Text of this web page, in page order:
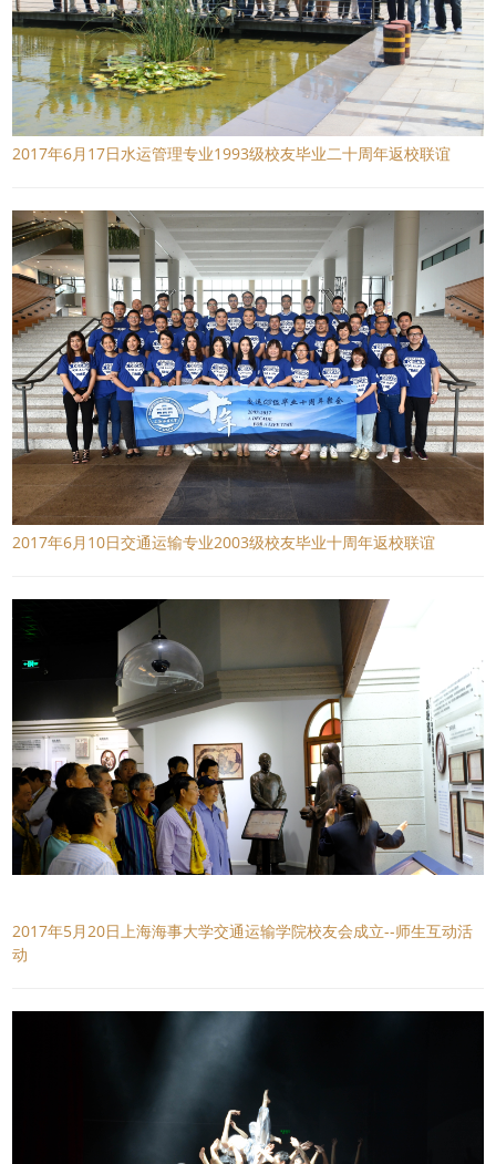
2017年6月17日水运管理专业1993级校友毕业二十周年返校联谊
2017年6月10日交通运输专业2003级校友毕业十周年返校联谊
2017年5月20日上海海事大学交通运输学院校友会成立--师生互动活
动